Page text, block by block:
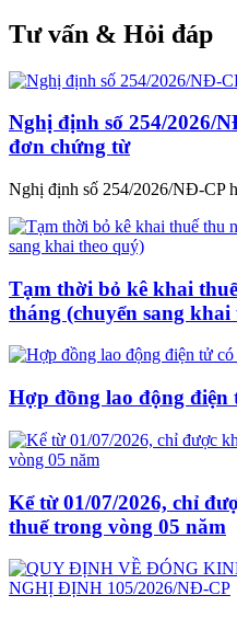
Tư vấn & Hỏi đáp
Nghị định số 254/2026/
đơn chứng từ
Nghị định số 254/2026/NĐ-CP
Tạm thời bỏ kê khai
tháng (chuyển sang khai
Hợp đồng lao động điện
Kể từ 01/07/2026, chỉ
thuế trong vòng 05 năm